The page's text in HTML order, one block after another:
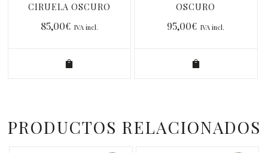
CIRUELA OSCURO
85,00€ IVA incl.
OSCURO
95,00€ IVA incl.
PRODUCTOS RELACIONADOS